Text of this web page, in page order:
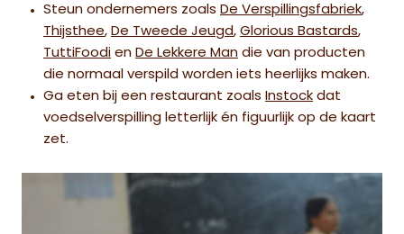
Steun ondernemers zoals De Verspillingsfabriek,
Thijsthee, De Tweede Jeugd, Glorious Bastards,
TuttiFoodi en De Lekkere Man die van producten
die normaal verspild worden iets heerlijks maken.
Ga eten bij een restaurant zoals Instock dat
voedselverspilling letterlijk én figuurlijk op de kaart
zet.